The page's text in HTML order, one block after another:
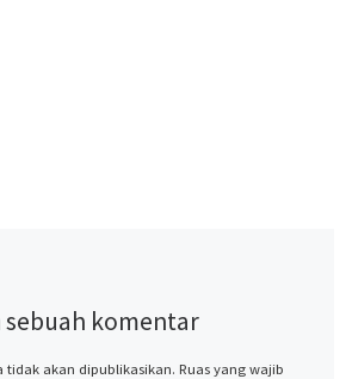
sebuah komentar
tidak akan dipublikasikan. Ruas yang wajib